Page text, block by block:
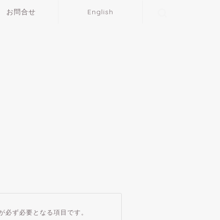
お問合せ English
必ず必要となる項目です。